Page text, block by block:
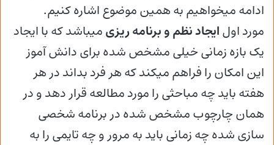
ادامه میخواهیم به همین موضوع اشاره کنیم.
مورد اولایجاد نظم و برنامه ریزیمیباشد که با ایجاد
یک بازه زمانی خیلی مشخص شده برای دانش آموز
این امکان را فراهم میکند که هر فرد بداند در هر
هفته باید چه مباحثی را مورد مطالعه قرار دهد و در
همان چارچوب مشخص شده در برنامه شخصی
سازی شده چه زمانی باید به مرور و چه تایمی را به